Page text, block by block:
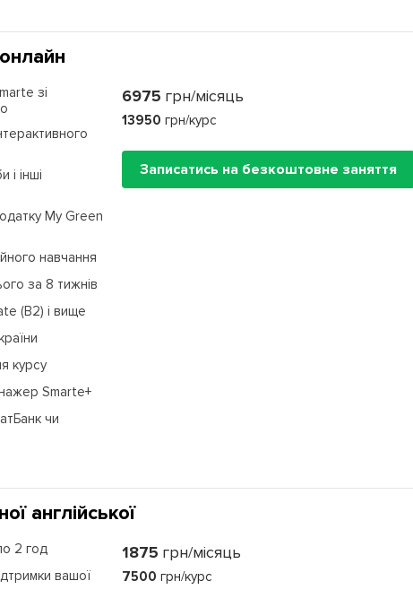
зі
і інші
My Green
навчання
за 8 тижнів
(B2) і вище
курсу
Smarte+
чи
6975 грн/місяць
13950 грн/курс
Записатись на безкоштовне заняття
англійської
2 год
вашої
1875 грн/місяць
7500 грн/курс